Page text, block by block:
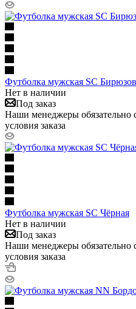
Футболка мужская SC
Нет в наличии
Под заказ
Наши менеджеры обязательно
условия заказа
Футболка мужская SC Чёрная
Нет в наличии
Под заказ
Наши менеджеры обязательно
условия заказа